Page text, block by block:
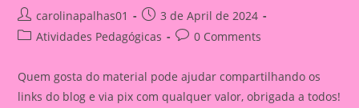
Post
author:
carolinapalhas01
Post
published:
3 de April de 2024
PostAtividades Pedagógicas
Post0 Comments
Quem gosta do material pode ajudar compartilhando os
links do blog e via pix com qualquer valor, obrigada a todos!